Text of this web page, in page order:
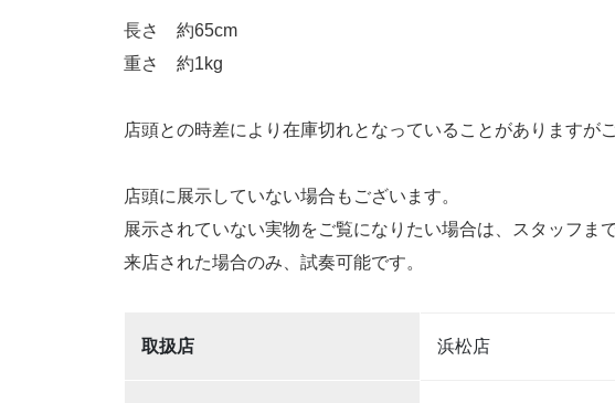
長さ 約65cm
重さ 約1kg
店頭との時差により在庫切れとなっていることがありますが
店頭に展示していない場合もございます。
展示されていない実物をご覧になりたい場合は、スタッフま
来店された場合のみ、試奏可能です。
取扱店 浜松店